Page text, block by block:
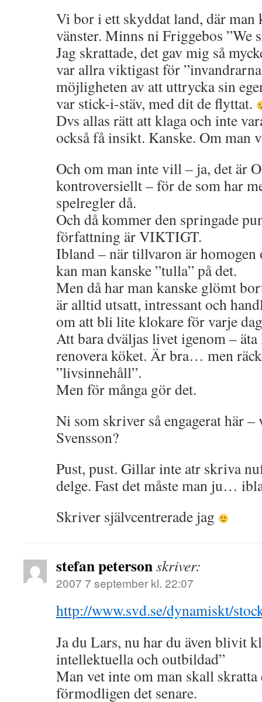
Vi bor i ett skyddat land, där man
vänster. Minns ni Friggebos ”We
Jag skrattade, det gav mig så
var allra viktigast för
möjligheten av att uttrycka sin
var stick-i-stäv, med dit de flyttat.
Dvs allas rätt att klaga och inte
också få insikt. Kanske. Om man
Och om man inte vill – ja, det är
kontroversiellt – för de som har
spelregler då.
Och då kommer den springade
författning är VIKTIGT.
Ibland – när tillvaron är
kan man kanske ”tulla” på det.
Men då har man kanske glömt
är alltid utsatt, intressant och
om att bli lite klokare för varje
Att bara dväljas livet igenom –
renovera köket. Är bra… men
”livsinnehåll”.
Men för många gör det.
Ni som skriver så engagerat här –
Svensson?
Pust, pust. Gillar inte atr skriva
delge. Fast det måste man ju…
Skriver självcentrerade jag
stefan petersonskriver:
2007 7 september kl. 22:07
http://www.svd.se/dynamiskt/
Ja du Lars, nu har du även blivit
intellektuella och outbildad”
Man vet inte om man skall skratta
förmodligen det senare.